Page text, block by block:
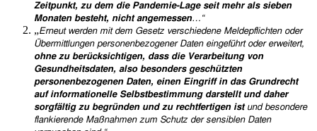
Maßnahmen
erhalten
möchten
oder
nicht.“
Zeitpunkt, zu dem die Pandemie-Lage seit mehr als sieben
Monaten besteht, nicht angemessen…“
„Erneut werden mit dem Gesetz verschiedene Meldepflichten oder
Übermittlungen personenbezogener Daten eingeführt oder erweitert,
ohne zu berücksichtigen, dass die Verarbeitung von
Gesundheitsdaten, also besonders geschützten
personenbezogenen Daten, einen Eingriff in das Grundrecht
auf informationelle Selbstbestimmung darstellt und daher
sorgfältig zu begründen und zu rechtfertigen istund besondere
flankierende Maßnahmen zum Schutz der sensiblen Daten